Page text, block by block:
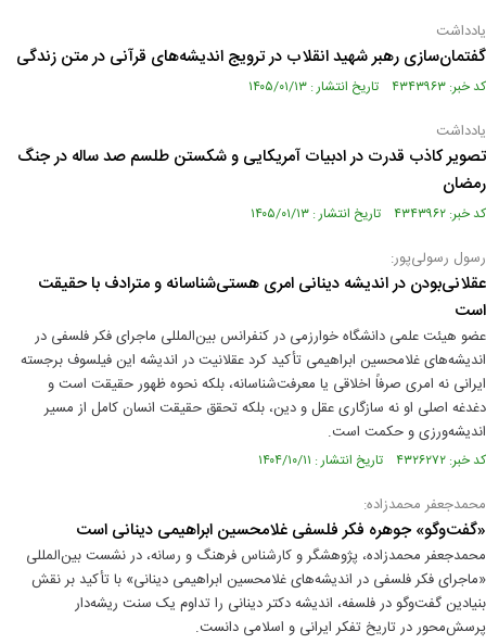
یادداشت
گفتمان‌سازی رهبر شهید انقلاب در ترویج اندیشه‌های قرآنی در متن زندگی
کد خبر: ۴۳۴۳۹۶۳ تاریخ انتشار : ۱۴۰۵/۰۱/۱۳
یادداشت
تصویر کاذب قدرت در ادبیات آمریکایی و شکستن طلسم صد ساله در جنگ
رمضان
کد خبر: ۴۳۴۳۹۶۲ تاریخ انتشار : ۱۴۰۵/۰۱/۱۳
رسول رسولی‌پور:
عقلانی‌بودن در اندیشه دینانی امری هستی‌شناسانه و مترادف با حقیقت
است
عضو هیئت علمی دانشگاه خوارزمی در کنفرانس بین‌المللی ماجرای فکر فلسفی در
اندیشه‌های غلامحسین ابراهیمی تأکید کرد عقلانیت در اندیشه این فیلسوف برجسته
ایرانی نه امری صرفاً اخلاقی یا معرفت‌شناسانه، بلکه نحوه ظهور حقیقت است و
دغدغه اصلی او نه سازگاری عقل و دین، بلکه تحقق حقیقت انسان کامل از مسیر
اندیشه‌ورزی و حکمت است.
کد خبر: ۴۳۲۶۲۷۲ تاریخ انتشار : ۱۴۰۴/۱۰/۱۱
محمدجعفر محمدزاده:
«گفت‌وگو» جوهره فکر فلسفی غلامحسین ابراهیمی دینانی است
محمدجعفر محمدزاده، پژوهشگر و کارشناس فرهنگ و رسانه، در نشست بین‌المللی
«ماجرای فکر فلسفی در اندیشه‌های غلامحسین ابراهیمی دینانی» با تأکید بر نقش
بنیادین گفت‌وگو در فلسفه، اندیشه دکتر دینانی را تداوم یک سنت ریشه‌دار
پرسش‌محور در تاریخ تفکر ایرانی و اسلامی دانست.